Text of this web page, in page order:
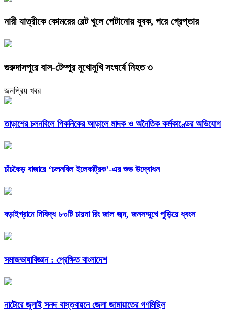
নারী যাত্রীকে কোমরের বেল্ট খুলে পেটানোয় যুবক, পরে গ্রেপ্তার
গুরুদাসপুরে বাস-টেম্পুর মুখোমুখি সংঘর্ষে নিহত ৩
জনপ্রিয় খবর
তাড়াশের চলনবিলে পিকনিকের আড়ালে মাদক ও অনৈতিক কর্মকাণ্ডের অভিযোগ
চাঁচকৈড় বাজারে ‘চলনবিল ইলেকট্রিক’-এর শুভ উদ্বোধন
বড়াইগ্রামে নিষিদ্ধ ৮০টি চায়না রিং জাল জব্দ, জনসম্মুখে পুড়িয়ে ধ্বংস
সমাজভাষাবিজ্ঞান : প্রেক্ষিত বাংলাদেশ
নাটোরে জুলাই সনদ বাস্তবায়নে জেলা জামায়াতের গণমিছিল